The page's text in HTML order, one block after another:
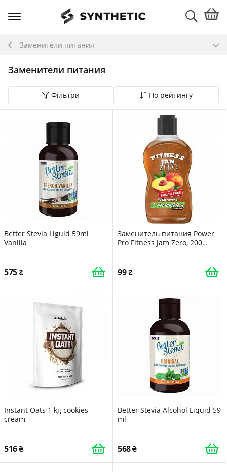
Заменители питания
Заменители питания
Фільтри По рейтингу
Better Stevia Liguid 59ml
Vanilla
575
Заменитель питания Power
Pro Fitness Jam Zero, 200
99
Instant Oats 1 kg cookies
cream
516
Better Stevia Alcohol Liquid 59
ml
568